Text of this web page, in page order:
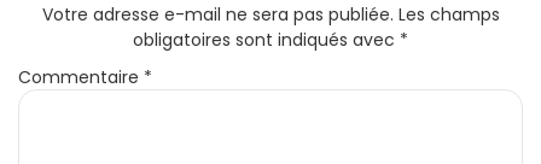
Votre adresse e-mail ne sera pas publiée. Les champs
obligatoires sont indiqués avec *
Commentaire *